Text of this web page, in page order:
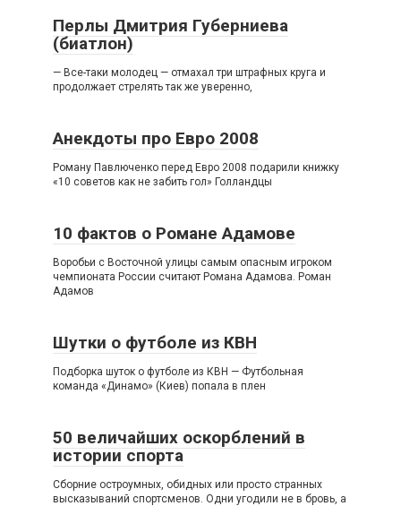
Перлы Дмитрия Губерниева
(биатлон)
— Все-таки молодец — отмахал три штрафных круга и
продолжает стрелять так же уверенно,
Анекдоты про Евро 2008
Роману Павлюченко перед Евро 2008 подарили книжку
«10 советов как не забить гол» Голландцы
10 фактов о Романе Адамове
Воробьи с Восточной улицы самым опасным игроком
чемпионата России считают Романа Адамова. Роман
Адамов
Шутки о футболе из КВН
Подборка шуток о футболе из КВН — Футбольная
команда «Динамо» (Киев) попала в плен
50 величайших оскорблений в
истории спорта
Сборние остроумных, обидных или просто странных
высказываний спортсменов. Одни угодили не в бровь, а